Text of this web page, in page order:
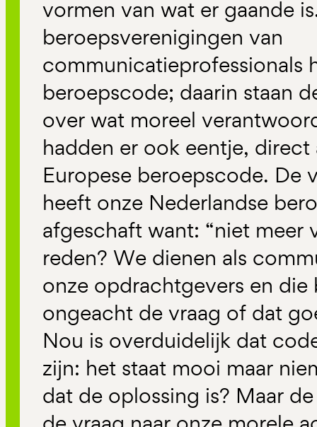
vormen van wat er gaande
beroepsverenigingen van
communicatieprofessionals
beroepscode; daarin staan
over wat moreel
hadden er ook eentje,
Europese beroepscode. De
heeft onze Nederlandse
afgeschaft want: “niet meer
reden? We dienen als
onze opdrachtgevers en
ongeacht de vraag of dat
Nou is overduidelijk dat
zijn: het staat mooi maar
dat de oplossing is? Maar